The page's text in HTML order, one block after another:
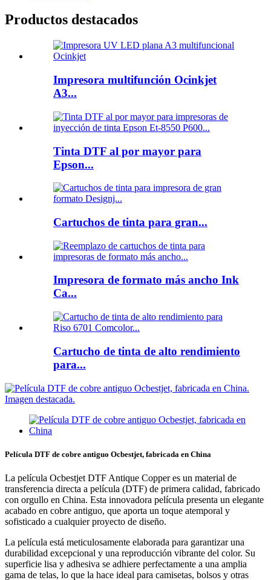
Productos destacados
Impresora multifunción Ocinkjet
A3...
Tinta DTF al por mayor para
Epson...
Cartuchos de tinta para gran...
Impresora de formato más ancho Ink
Ca...
Cartucho de tinta de alto rendimiento
para...
Película DTF de cobre antiguo Ocbestjet, fabricada en China
La película Ocbestjet DTF Antique Copper es un material de
transferencia directa a película (DTF) de primera calidad, fabricado
con orgullo en China. Esta innovadora película presenta un elegante
acabado en cobre antiguo, que aporta un toque atemporal y
sofisticado a cualquier proyecto de diseño.
La película está meticulosamente elaborada para garantizar una
durabilidad excepcional y una reproducción vibrante del color. Su
superficie lisa y adhesiva se adhiere perfectamente a una amplia
gama de telas, lo que la hace ideal para camisetas, bolsos y otras